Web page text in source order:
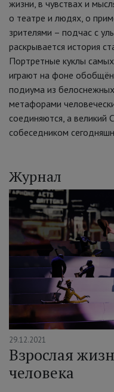
жизни, в чувствах и
о театре и людях, о
зрителями – подчас с
раскрывается история
Портретные куклы
играют на фоне
подиума из
метафорами
соединяются, а великий
собеседником
Журнал
29.12.2021
Взрослая
человека